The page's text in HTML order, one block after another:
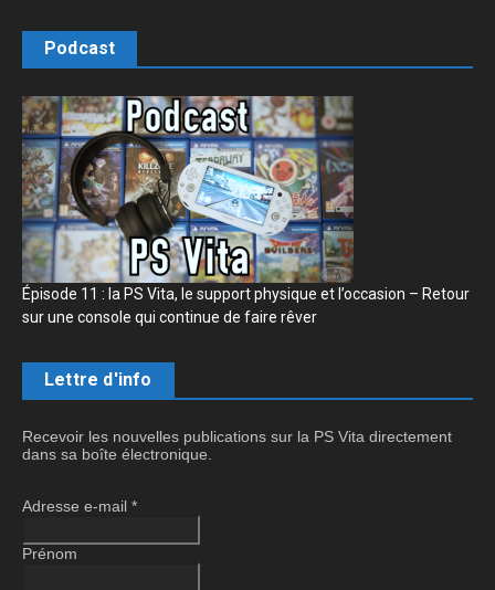
Podcast
Épisode 11 : la PS Vita, le support physique et l’occasion – Retour
sur une console qui continue de faire rêver
Lettre d'info
Recevoir les nouvelles publications sur la PS Vita directement
dans sa boîte électronique.
Adresse e-mail *
Prénom